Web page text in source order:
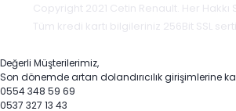
Copyright 2021 Cetin Renault. Her Hakkı
Tüm kredi kartı bilgileriniz 256Bit SSL
Değerli Müşterilerimiz,
Son dönemde artan dolandırıcılık girişimlerine
0554 348 59 69
0537 327 13 43